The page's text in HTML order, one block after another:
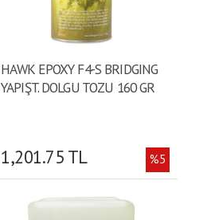
HAWK EPOXY F4-S BRIDGING
YAPIŞT. DOLGU TOZU 160 GR
1,201.75 TL %5